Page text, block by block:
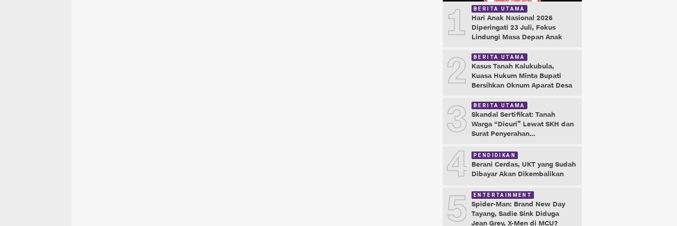
1 BERITA UTAMA
Hari Anak Nasional 2026
Diperingati 23 Juli, Fokus
Lindungi Masa Depan Anak
2 BERITA UTAMA
Kasus Tanah Kalukubula,
Kuasa Hukum Minta Bupati
Bersihkan Oknum Aparat Desa
3 BERITA UTAMA
Skandal Sertifikat: Tanah
Warga “Dicuri” Lewat SKH dan
Surat Penyerahan
4 PENDIDIKAN
Berani Cerdas, UKT yang Sudah
Dibayar Akan Dikembalikan
5 ENTERTAINMENT
Spider-Man: Brand New Day
Tayang, Sadie Sink Diduga
Jean Grey, X-Men di MCU?